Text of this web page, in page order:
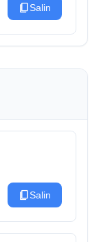
content_copySalin
content_copySalin